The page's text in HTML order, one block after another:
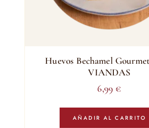
Huevos Bechamel
VIANDAS
6,99 €
AÑADIR AL CARRITO